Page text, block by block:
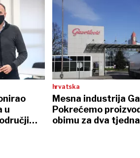
u
hrvatska
Mesna industrija
Pokrećemo
obimu za dva tjedna